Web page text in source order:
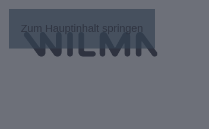
Zum Hauptinhalt springen